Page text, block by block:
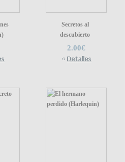
Secretos al
descubierto
2.00€